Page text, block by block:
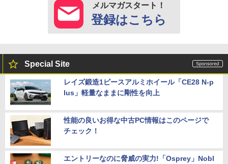
メルマガスタート！
登録はこちら
Special Site
レイズ鍛造1ピースアルミホイール「CE28 N-p
lus」軽量なままに剛性を向上
性能の良いお得な中古PC情報はこのページで
チェック！
エントリーなのに脅威の実力!「Osprey」Nobl